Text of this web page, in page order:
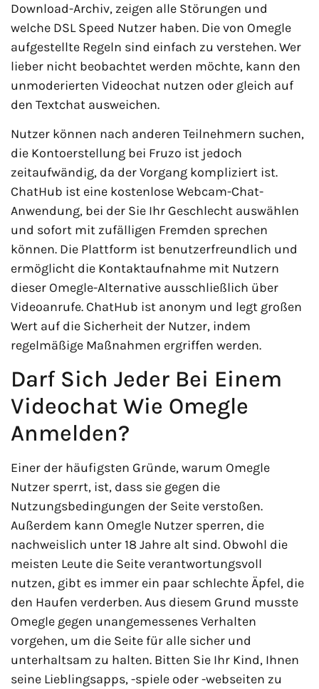
Download-Archiv, zeigen alle Störungen und
welche DSL Speed Nutzer haben. Die von Omegle
aufgestellte Regeln sind einfach zu verstehen. Wer
lieber nicht beobachtet werden möchte, kann den
unmoderierten Videochat nutzen oder gleich auf
den Textchat ausweichen.
Nutzer können nach anderen Teilnehmern suchen,
die Kontoerstellung bei Fruzo ist jedoch
zeitaufwändig, da der Vorgang kompliziert ist.
ChatHub ist eine kostenlose Webcam-Chat-
Anwendung, bei der Sie Ihr Geschlecht auswählen
und sofort mit zufälligen Fremden sprechen
können. Die Plattform ist benutzerfreundlich und
ermöglicht die Kontaktaufnahme mit Nutzern
dieser Omegle-Alternative ausschließlich über
Videoanrufe. ChatHub ist anonym und legt großen
Wert auf die Sicherheit der Nutzer, indem
regelmäßige Maßnahmen ergriffen werden.
Darf Sich Jeder Bei Einem
Videochat Wie Omegle
Anmelden?
Einer der häufigsten Gründe, warum Omegle
Nutzer sperrt, ist, dass sie gegen die
Nutzungsbedingungen der Seite verstoßen.
Außerdem kann Omegle Nutzer sperren, die
nachweislich unter 18 Jahre alt sind. Obwohl die
meisten Leute die Seite verantwortungsvoll
nutzen, gibt es immer ein paar schlechte Äpfel, die
den Haufen verderben. Aus diesem Grund musste
Omegle gegen unangemessenes Verhalten
vorgehen, um die Seite für alle sicher und
unterhaltsam zu halten. Bitten Sie Ihr Kind, Ihnen
seine Lieblingsapps, -spiele oder -webseiten zu